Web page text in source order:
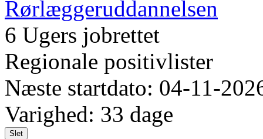
Rørlæggeruddannelsen
6 Ugers jobrettet
Regionale positivlister
Næste startdato: 04-11-
Varighed: 33 dage
Slet